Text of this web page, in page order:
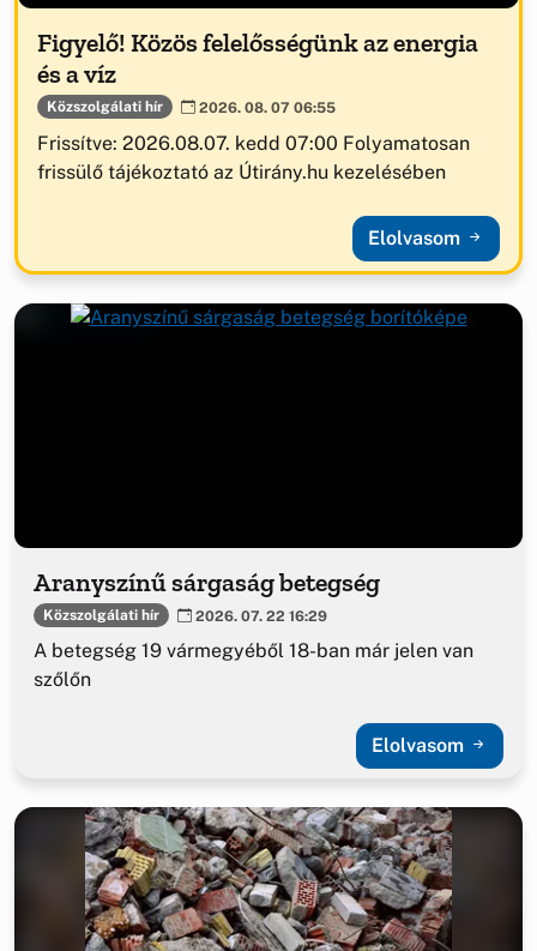
Figyelő! Közös felelősségünk az energia
és a víz
Közszolgálati hír 2026. 08. 07 06:55
Frissítve: 2026.08.07. kedd 07:00 Folyamatosan
frissülő tájékoztató az Útirány.hu kezelésében
Elolvasom
Aranyszínű sárgaság betegség
Közszolgálati hír 2026. 07. 22 16:29
A betegség 19 vármegyéből 18-ban már jelen van
szőlőn
Elolvasom